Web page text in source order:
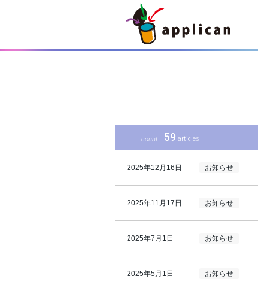
count : 59 articles
2025年12月16日 お知らせ
2025年11月17日 お知らせ
2025年7月1日 お知らせ
2025年5月1日 お知らせ